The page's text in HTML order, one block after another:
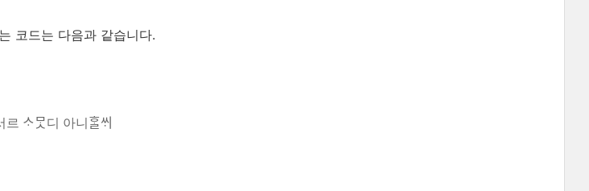
코드는 다음과 같습니다.
디 아니ᄒᆞᆯᄊᆡ